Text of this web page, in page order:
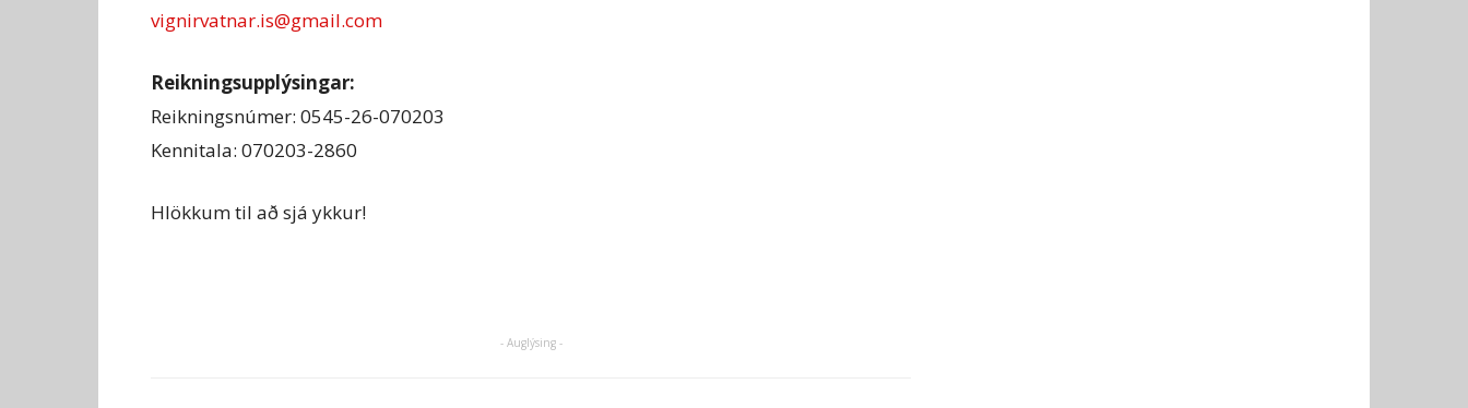
vignirvatnar.is@gmail.com
Reikningsupplýsingar:
Reikningsnúmer: 0545-26-070203
Kennitala: 070203-2860
Hlökkum til að sjá ykkur!
- Auglýsing -